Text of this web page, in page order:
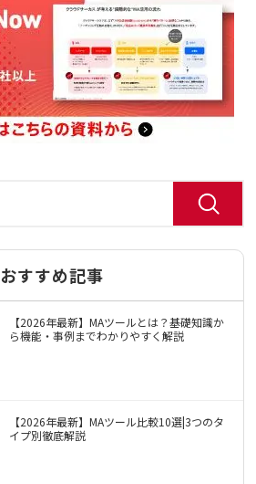
おすすめ記事
【2026年最新】MAツールとは？基礎知識か
ら機能・事例までわかりやすく解説
【2026年最新】MAツール比較10選|3つのタ
イプ別徹底解説